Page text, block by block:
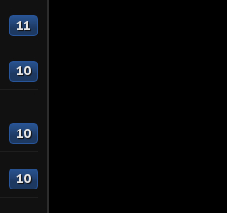
11
10
10
10